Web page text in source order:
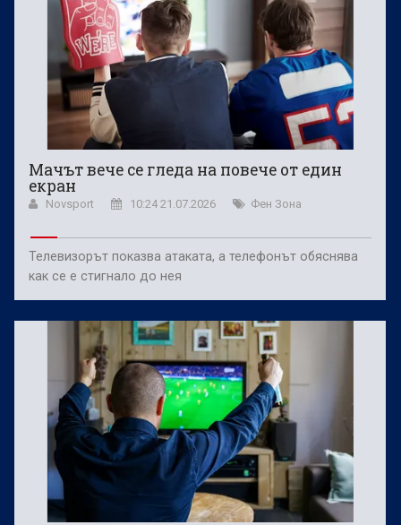
Мачът вече се гледа на повече от един
екран
Novsport 10:24 21.07.2026 Фен Зона
Телевизорът показва атаката, а телефонът обяснява
как се е стигнало до нея